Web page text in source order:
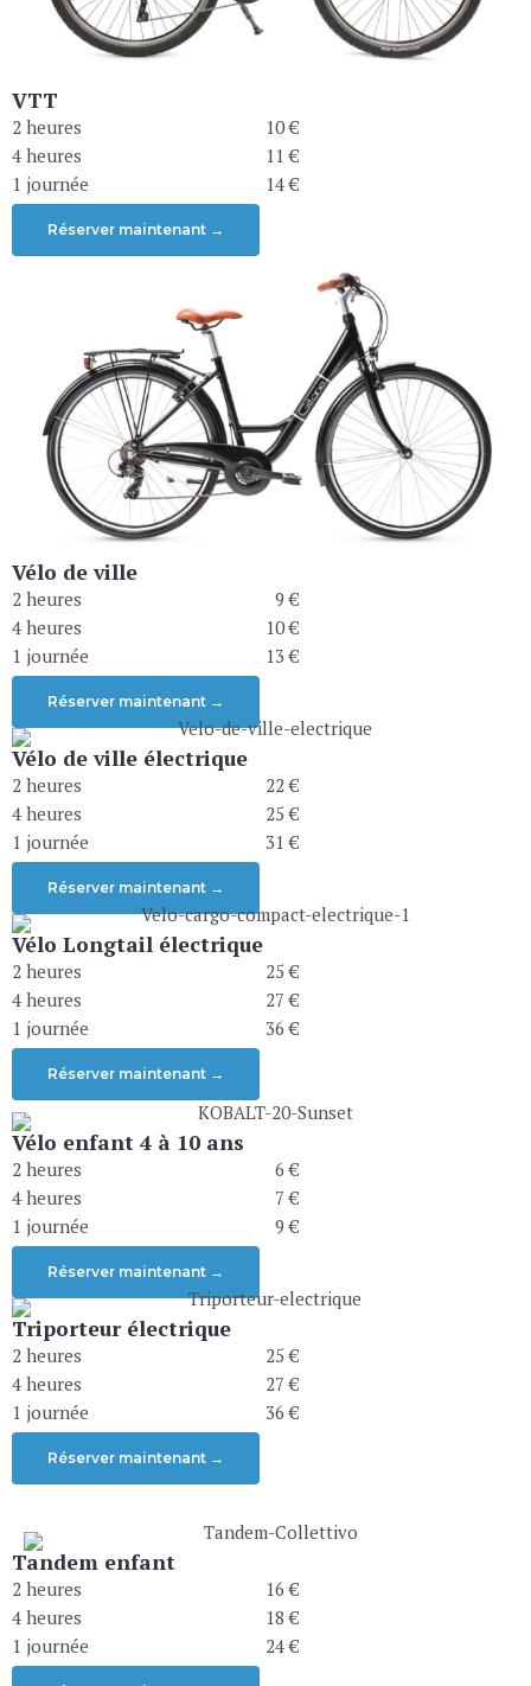
VTT
2 heures
4 heures
1 journée
10 €
11 €
14 €
Réserver maintenant →
Vélo de ville
2 heures
4 heures
1 journée
9 €
10 €
13 €
Réserver maintenant →
Vélo de ville électrique
2 heures
4 heures
1 journée
22 €
25 €
31 €
Réserver maintenant →
Vélo Longtail électrique
2 heures
4 heures
1 journée
25 €
27 €
36 €
Réserver maintenant →
Vélo enfant 4 à 10 ans
2 heures
4 heures
1 journée
6 €
7 €
9 €
Réserver maintenant →
Triporteur électrique
2 heures
4 heures
1 journée
25 €
27 €
36 €
Réserver maintenant →
Tandem enfant
2 heures
4 heures
1 journée
16 €
18 €
24 €